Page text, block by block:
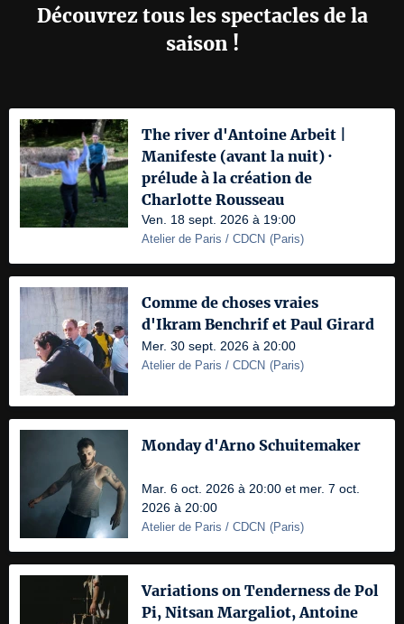
Découvrez tous les spectacles de la
saison !
The river d'Antoine Arbeit |
Manifeste (avant la nuit) ·
prélude à la création de
Charlotte Rousseau
Ven. 18 sept. 2026 à 19:00
Atelier de Paris / CDCN (Paris)
Comme de choses vraies
d'Ikram Benchrif et Paul Girard
Mer. 30 sept. 2026 à 20:00
Atelier de Paris / CDCN (Paris)
Monday d'Arno Schuitemaker
Mar. 6 oct. 2026 à 20:00 et mer. 7 oct.
2026 à 20:00
Atelier de Paris / CDCN (Paris)
Variations on Tenderness de Pol
Pi, Nitsan Margaliot, Antoine